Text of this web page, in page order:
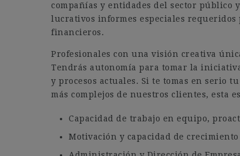
compañías y entidades del sector público
lucrativos informes especiales
financieros.
Profesionales con una visión creativa
Tendrás autonomía para tomar la
y procesos actuales. Si te tomas en serio
más complejos de nuestros clientes, esta
Capacidad de trabajo en equipo,
Motivación y capacidad de